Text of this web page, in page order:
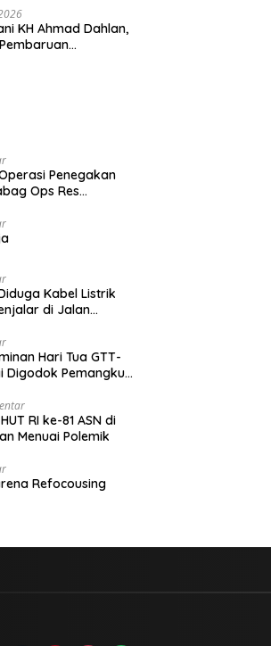
KH Ahmad Dahlan,
Penegakan
Ops Res
Kabel Listrik
di Jalan
Hari Tua GTT-
Digodok Pemangku
RI ke-81 ASN di
Menuai Polemik
Refocousing